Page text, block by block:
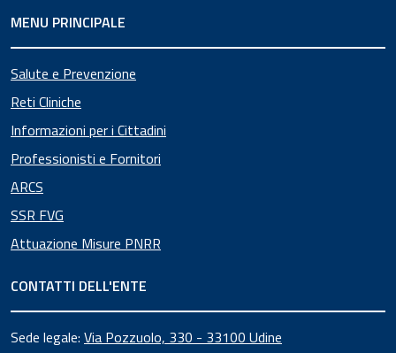
MENU PRINCIPALE
Salute e Prevenzione
Reti Cliniche
Informazioni per i Cittadini
Professionisti e Fornitori
ARCS
SSR FVG
Attuazione Misure PNRR
CONTATTI DELL'ENTE
Sede legale: Via Pozzuolo, 330 - 33100 Udine